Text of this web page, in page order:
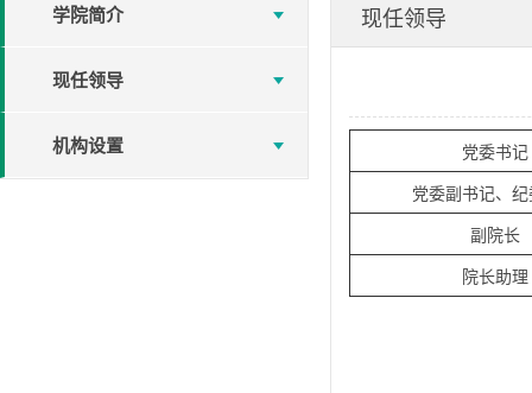
学院简介
现任领导
机构设置
现任领导
党委书记
党委副书记、
副院长
院长助理